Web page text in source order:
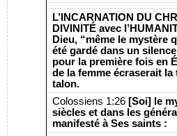
L’INCARNATION DU
DIVINITÉ avec
Dieu, “même le mystère
été gardé dans un
pour la première fois en
de la femme écraserait
talon.
Colossiens 1:26 [Soi] le
siècles et dans les
manifesté à Ses saints :